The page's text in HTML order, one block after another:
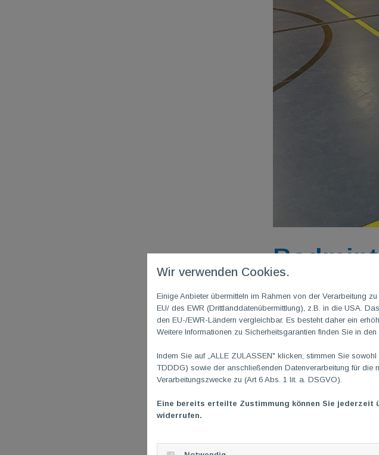
„Erste“
Chance!
Wir verwenden Cookies.
Einige Anbieter übermitteln im Rahmen von der Verarbeitung
EU/ des EWR (Drittlanddatenübermittlung), z.B. in die USA.
den EU-/EWR-Ländern vergleichbar. Es besteht daher ein
Weitere Informationen zu Sicherheitsgarantien finden Sie in
Indem Sie auf „ALLE ZULASSEN" klicken, stimmen Sie
TDDDG) sowie der anschließenden Datenverarbeitung für die
Verarbeitungszwecke zu (Art 6 Abs. 1 lit. a. DSGVO).
Eine bereits erteilte Zustimmung können Sie jederzeit
widerrufen.